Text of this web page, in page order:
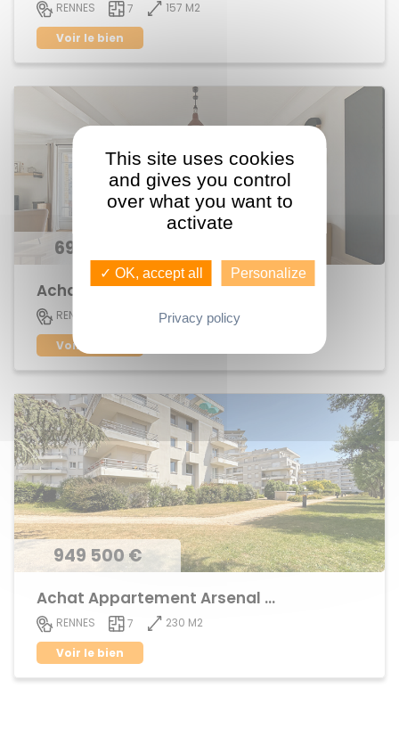
RENNES 7
157 M2
Voir le bien
696 300 €
Achat Appartement centre ville
RENNES
152 M2
Voir le bien
949 500 €
Achat Appartement Arsenal - Redon
RENNES 7
230 M2
Voir le bien
This site uses cookies
and gives you control
over what you want to
activate
✓ OK, accept all Personalize
Privacy policy